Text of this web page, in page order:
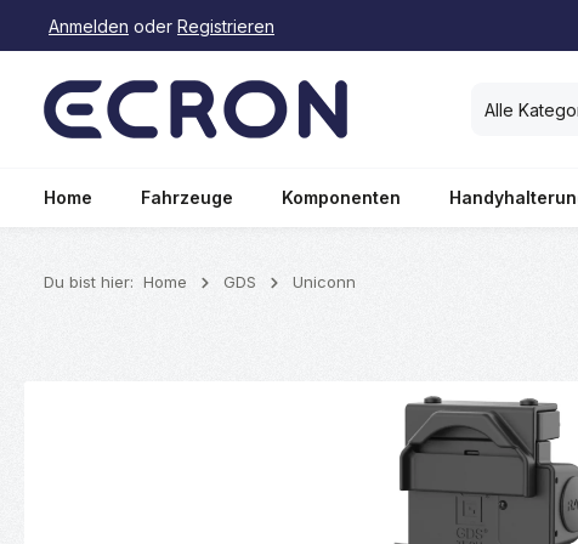
Zur Hauptnavigation springen
Anmelden oder Registrieren
Alle
Home Fahrzeuge Komponenten
Du bist hier: Home GDS Uniconn